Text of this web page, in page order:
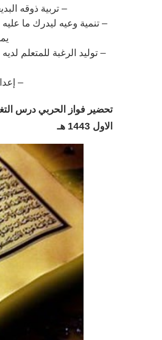
– تربية ذوقه
– تنمية وعيه ليدرك ما
– توليد الرغبة للمتعلم
–
الاول 1443 هـ